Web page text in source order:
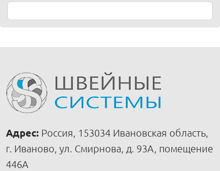
Адрес: Россия, 153034 Ивановская область,
г. Иваново, ул. Смирнова, д. 93А, помещение
446А